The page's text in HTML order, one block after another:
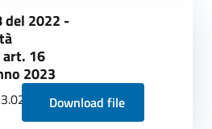
del 2022 -
16
2023
MB Download file